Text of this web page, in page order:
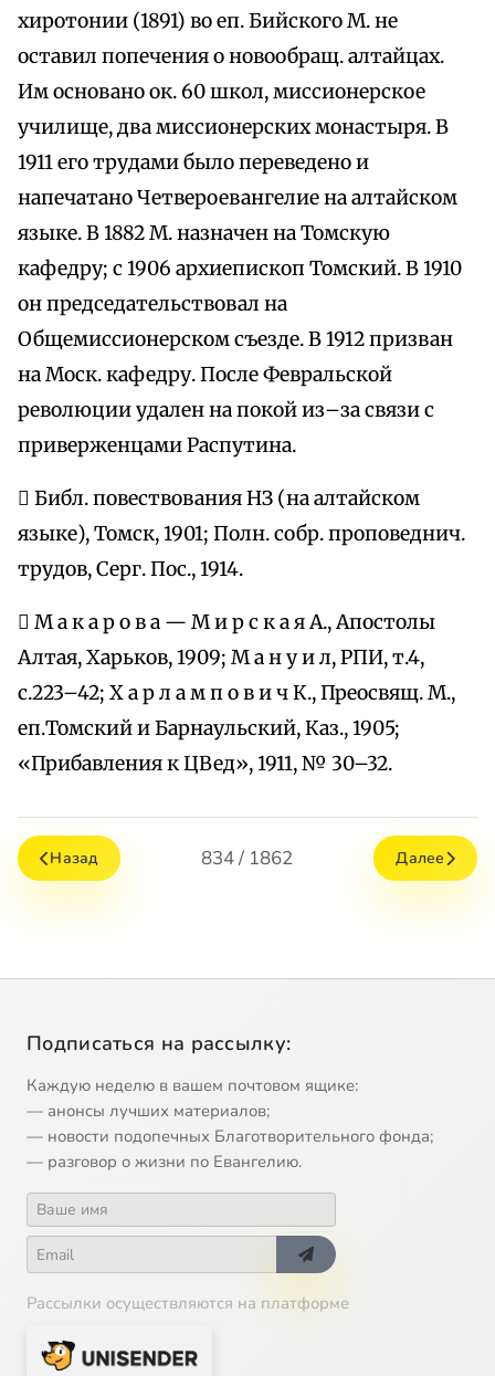
хиротонии (1891) во еп. Бийского М. не
оставил попечения о новообращ. алтайцах.
Им основано ок. 60 школ, миссионерское
училище, два миссионерских монастыря. В
1911 его трудами было переведено и
напечатано Четвероевангелие на алтайском
языке. В 1882 М. назначен на Томскую
кафедру; с 1906 архиепископ Томский. В 1910
он председательствовал на
Общемиссионерском съезде. В 1912 призван
на Моск. кафедру. После Февральской
революции удален на покой из–за связи с
приверженцами Распутина.
 Библ. повествования НЗ (на алтайском
языке), Томск, 1901; Полн. собр. проповеднич.
трудов, Серг. Пос., 1914.
 М а к а р о в а — М и р с к а я А., Апостолы
Алтая, Харьков, 1909; М а н у и л, РПИ, т.4,
с.223–42; Х а р л а м п о в и ч К., Преосвящ. М.,
еп.Томский и Барнаульский, Каз., 1905;
«Прибавления к ЦВед», 1911, № 30–32.
Назад 834 / 1862 Далее
Подписаться на рассылку:
Каждую неделю в вашем почтовом ящике:
— анонсы лучших материалов;
— новости подопечных Благотворительного фонда;
— разговор о жизни по Евангелию.
Рассылки осуществляются на платформе